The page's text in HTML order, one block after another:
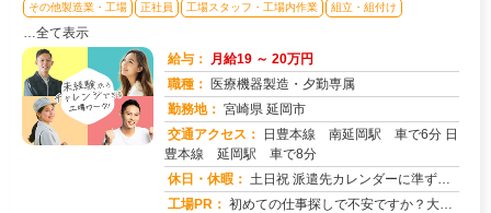
その他製造業・工場 正社員 工場スタッフ・工場内作業 組立・組付け
…全て表示
給与： 月給19 ～ 20万円
職種：
医療機器製造・夕勤専属
勤務地： 宮崎県 延岡市
交通アクセス：
日豊本線 南延岡駅 車で6分 日
豊本線 延岡駅 車で8分
休日・休暇： 土日祝 派遣先カレンダーに準ずる （年数回土曜出勤有り）
工場PR： 初めての仕事探しで不安ですか？大丈夫！株式会社京栄センターなら、未経験の方でも安心してスタートできます。☆充実のサ...